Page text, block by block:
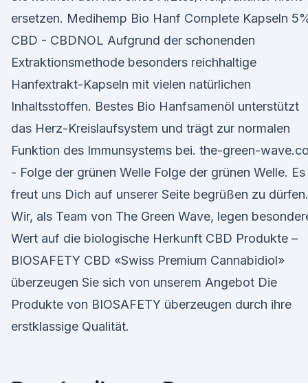
ersetzen. Medihemp Bio Hanf Complete Kapseln
CBD - CBDNOL Aufgrund der schonenden
Extraktionsmethode besonders reichhaltige
Hanfextrakt-Kapseln mit vielen natürlichen
Inhaltsstoffen. Bestes Bio Hanfsamenöl unterstützt
das Herz-Kreislaufsystem und trägt zur normalen
Funktion des Immunsystems bei. the-green-
- Folge der grünen Welle Folge der grünen Welle. Es
freut uns Dich auf unserer Seite begrüßen zu dürfen.
Wir, als Team von The Green Wave, legen
Wert auf die biologische Herkunft CBD Produkte –
BIOSAFETY CBD «Swiss Premium Cannabidiol»
überzeugen Sie sich von unserem Angebot Die
Produkte von BIOSAFETY überzeugen durch ihre
erstklassige Qualität.